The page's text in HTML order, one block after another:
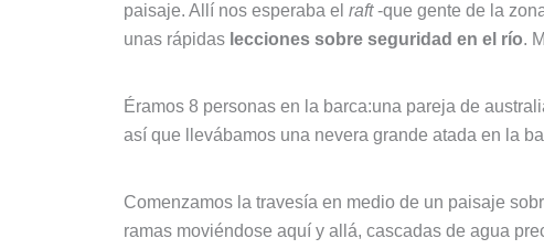
paisaje. Allí nos esperaba el raft-que gente de la
unas rápidas lecciones sobre seguridad en el río.
Éramos 8 personas en la barca:una pareja de
así que llevábamos una nevera grande atada en la
Comenzamos la travesía en medio de un paisaje
ramas moviéndose aquí y allá, cascadas de agua